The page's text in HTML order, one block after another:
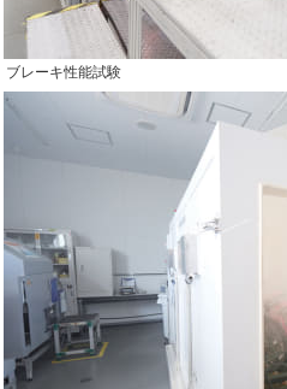
ブレーキ性能試験